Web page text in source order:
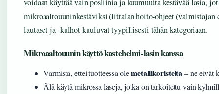
voidaan käyttää vain posliinia ja kuumuutta kestävää lasia,
mikroaaltouuninkestäviksi (Iittalan hoito-ohjeet (valmistajan
lautaset ja -kulhot kuuluvat tyypillisesti tähän kategoriaan.
Mikroaaltouunin käyttö kastehelmi-lasin kanssa
Varmista, ettei tuotteessa olemetallikoristeita– ne eivät
Älä käytä mikrossa laseja, jotka on tarkoitettu vain